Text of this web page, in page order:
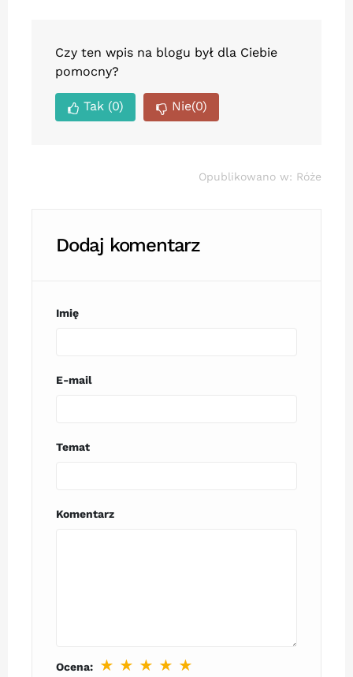
Czy ten wpis na blogu był dla Ciebie
pomocny?
Tak (0) Nie(0)
Opublikowano w: Róże
Dodaj komentarz
Imię
E-mail
Temat
Komentarz
Ocena: ★ ★ ★ ★ ★